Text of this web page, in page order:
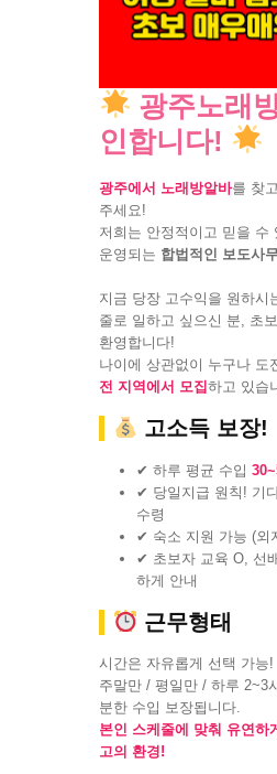
광주노래
인합니다!
광주에서 노래방알바를 찾
주세요!
저희는 안정적이고 믿을 수
운영되는 합법적인 보도사
지금 당장 고수익을 원하시
줄로 일하고 싶으신 분, 초
환영합니다!
나이에 상관없이 누구나 도
전 지역에서 모집하고 있습
고소득 보장!
✔ 하루 평균 수입
✔ 당일지급 원칙! 기
수령
✔ 숙소 지원 가능 (외
✔ 초보자 교육 O, 선
하게 안내
근무형태
시간은 자유롭게 선택 가능!
주말만 / 평일만 / 하루 2~3
분한 수입 보장됩니다.
본인 스케줄에 맞춰 유연하
고의 환경!